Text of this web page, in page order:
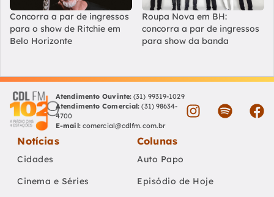
Concorra a par de ingressos
para o show de Ritchie em
Belo Horizonte
Roupa Nova em BH:
concorra a par de ingressos
para show da banda
Atendimento Ouvinte: (31) 99319-1029
Atendimento Comercial: (31) 98634-
4700
E-mail: comercial@cdlfm.com.br
Notícias
Cidades
Cinema e Séries
Colunas
Auto Papo
Episódio de Hoje